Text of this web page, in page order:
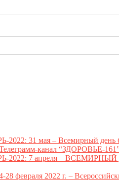
31 мая – Всемирный день без
канал “ЗДОРОВЬЕ-
7 апреля – ВСЕМИРНЫЙ
2022 г. –